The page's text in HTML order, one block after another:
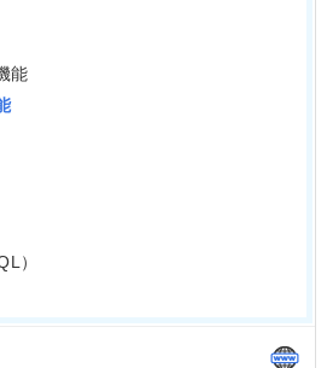
能
）